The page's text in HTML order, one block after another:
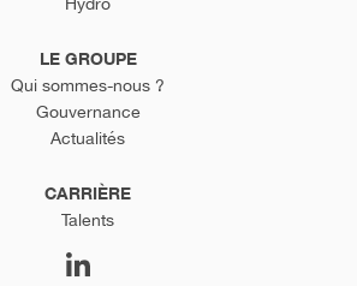
LE GROUPE
Qui sommes-nous ?
Gouvernance
Actualités
CARRIÈRE
Talents